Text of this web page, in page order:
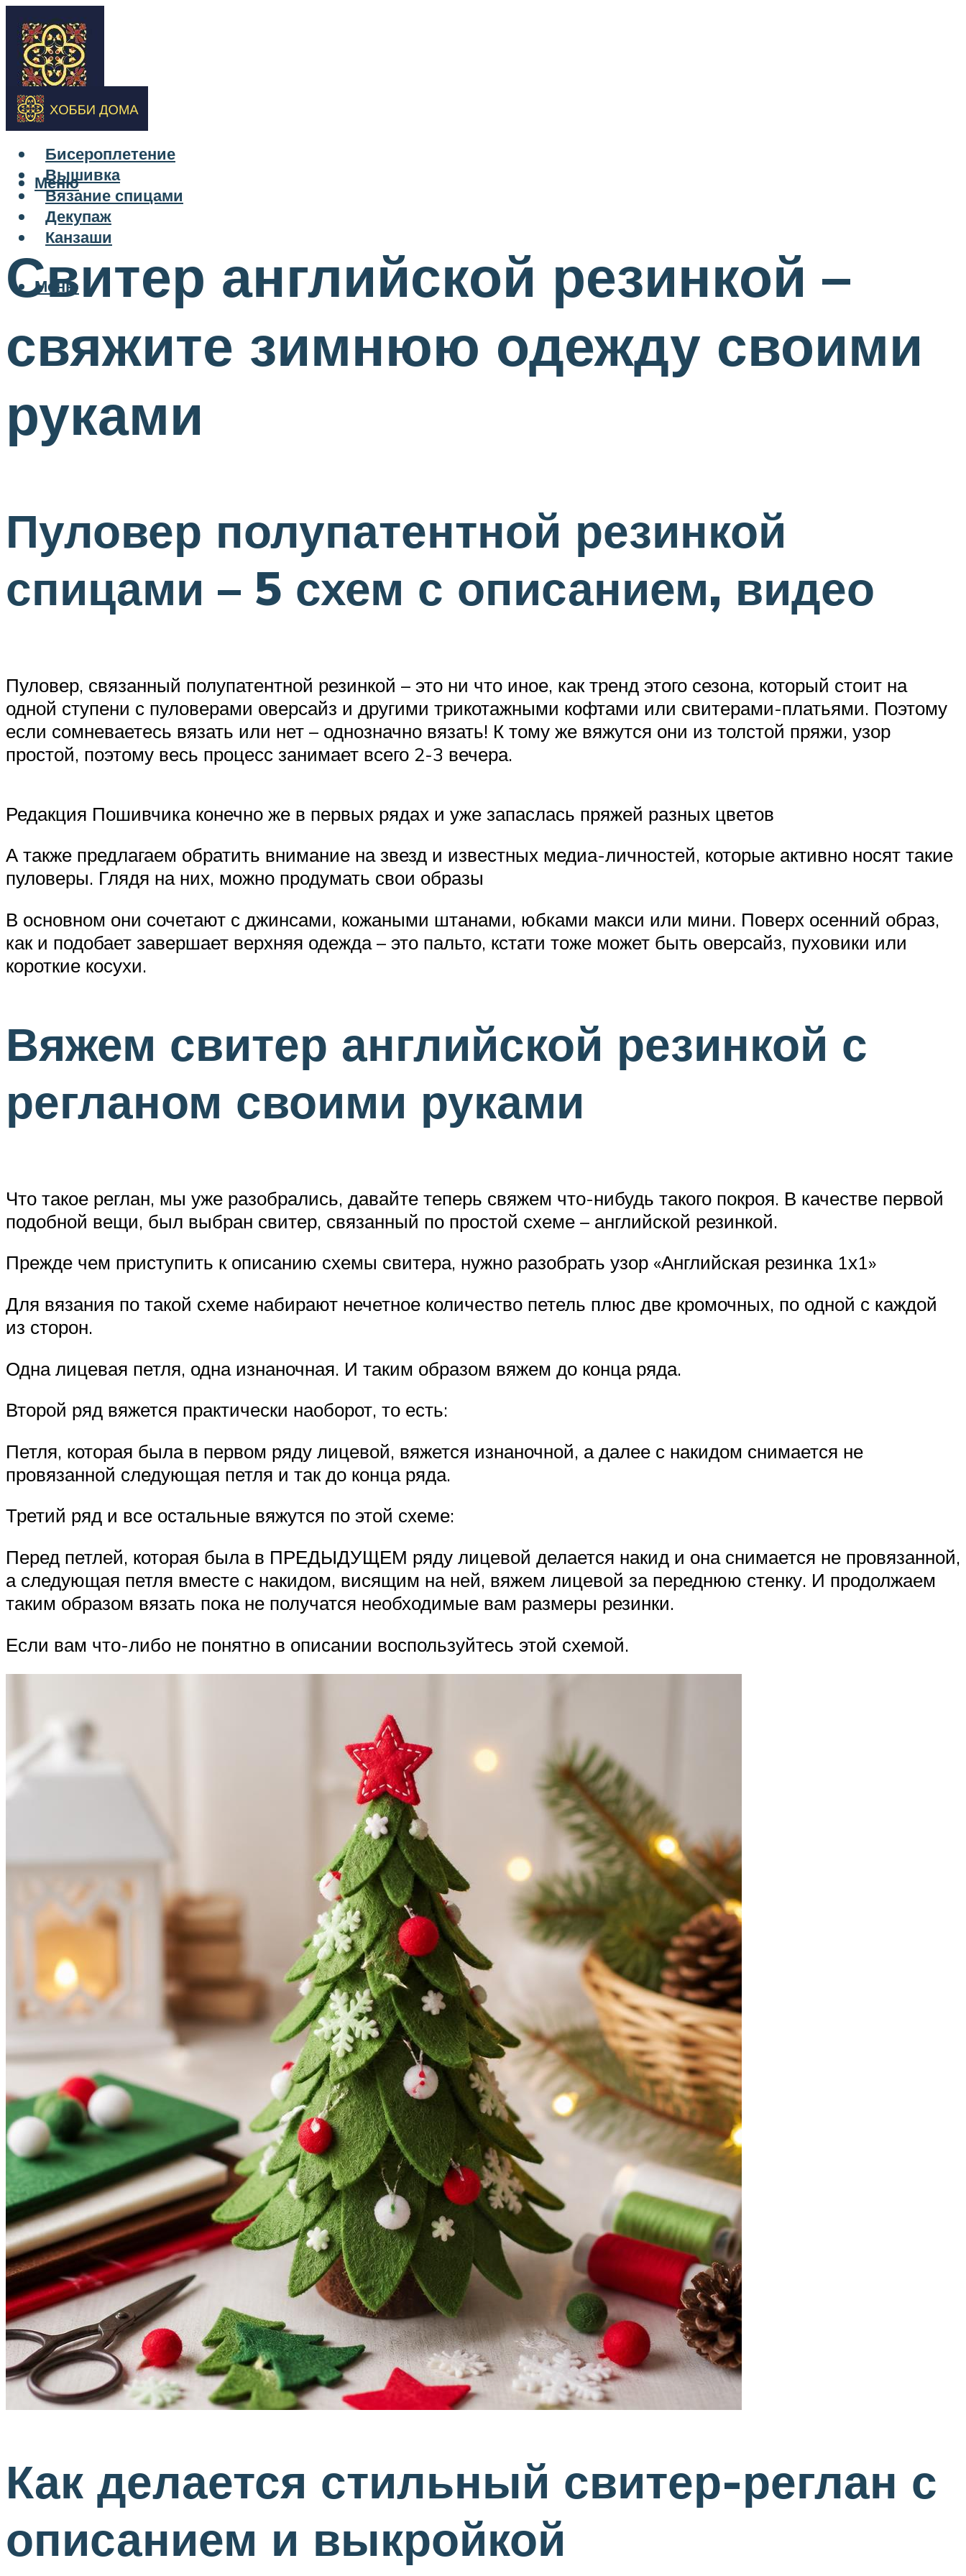
Бисероплетение
Вышивка
Вязание спицами
Декупаж
Канзаши
Меню
Меню
Свитер английской резинкой –
свяжите зимнюю одежду своими
руками
Пуловер полупатентной резинкой
спицами – 5 схем с описанием, видео
Пуловер, связанный полупатентной резинкой – это ни что иное, как тренд этого сезона, который стоит на
одной ступени с пуловерами оверсайз и другими трикотажными кофтами или свитерами-платьями. Поэтому
если сомневаетесь вязать или нет – однозначно вязать! К тому же вяжутся они из толстой пряжи, узор
простой, поэтому весь процесс занимает всего 2-3 вечера.
Редакция Пошивчика конечно же в первых рядах и уже запаслась пряжей разных цветов
А также предлагаем обратить внимание на звезд и известных медиа-личностей, которые активно носят такие
пуловеры. Глядя на них, можно продумать свои образы
В основном они сочетают с джинсами, кожаными штанами, юбками макси или мини. Поверх осенний образ,
как и подобает завершает верхняя одежда – это пальто, кстати тоже может быть оверсайз, пуховики или
короткие косухи.
Вяжем свитер английской резинкой с
регланом своими руками
Что такое реглан, мы уже разобрались, давайте теперь свяжем что-нибудь такого покроя. В качестве первой
подобной вещи, был выбран свитер, связанный по простой схеме – английской резинкой.
Прежде чем приступить к описанию схемы свитера, нужно разобрать узор «Английская резинка 1х1»
Для вязания по такой схеме набирают нечетное количество петель плюс две кромочных, по одной с каждой
из сторон.
Одна лицевая петля, одна изнаночная. И таким образом вяжем до конца ряда.
Второй ряд вяжется практически наоборот, то есть:
Петля, которая была в первом ряду лицевой, вяжется изнаночной, а далее с накидом снимается не
провязанной следующая петля и так до конца ряда.
Третий ряд и все остальные вяжутся по этой схеме:
Перед петлей, которая была в ПРЕДЫДУЩЕМ ряду лицевой делается накид и она снимается не провязанной,
а следующая петля вместе с накидом, висящим на ней, вяжем лицевой за переднюю стенку. И продолжаем
таким образом вязать пока не получатся необходимые вам размеры резинки.
Если вам что-либо не понятно в описании воспользуйтесь этой схемой.
Как делается стильный свитер-реглан с
описанием и выкройкой